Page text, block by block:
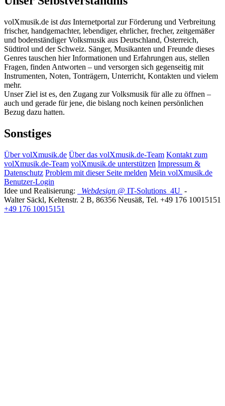
volXmusik.de ist das Internetportal zur Förderung und Verbreitung
frischer, handgemachter, lebendiger, ehrlicher, frecher, zeitgemäßer
und bodenständiger Volksmusik aus Deutschland, Österreich,
Südtirol und der Schweiz. Sänger, Musikanten und Freunde dieses
Genres tauschen hier Informationen und Erfahrungen aus, stellen
Fragen, finden Antworten – und versorgen sich gegenseitig mit
Instrumenten, Noten, Tonträgern, Unterricht, Kontakten und vielem
mehr.
Unser Ziel ist es, den Zugang zur Volksmusik für alle zu öffnen –
auch und gerade für jene, die bislang noch keinen persönlichen
Bezug dazu hatten.
Sonstiges
Über volXmusik.de Über das volXmusik.de-Team Kontakt zum
volXmusik.de-Team volXmusik.de unterstützen Impressum &
Datenschutz Problem mit dieser Seite melden Mein volXmusik.de
Benutzer-Login
Idee und Realisierung:
Webdesign @ IT-Solutions 4U -
Walter Säckl, Keltenstr. 2 B, 86356 Neusäß, Tel. +49 176 10015151
+49 176 10015151